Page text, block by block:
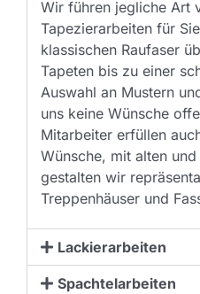
Wir führen jegliche Art
Tapezierarbeiten für
klassischen Raufaser
Tapeten bis zu einer
Auswahl an Mustern
uns keine Wünsche
Mitarbeiter erfüllen
Wünsche, mit alten
gestalten wir
Treppenhäuser und
Lackierarbeiten
Spachtelarbeiten